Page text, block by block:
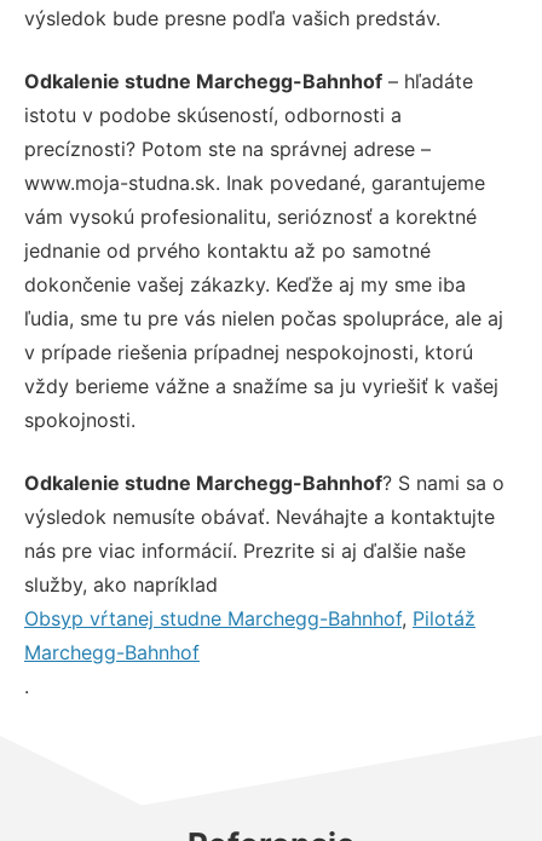
výsledok bude presne podľa vašich predstáv.
Odkalenie studne Marchegg-Bahnhof – hľadáte
istotu v podobe skúseností, odbornosti a
precíznosti? Potom ste na správnej adrese –
www.moja-studna.sk. Inak povedané, garantujeme
vám vysokú profesionalitu, serióznosť a korektné
jednanie od prvého kontaktu až po samotné
dokončenie vašej zákazky. Keďže aj my sme iba
ľudia, sme tu pre vás nielen počas spolupráce, ale aj
v prípade riešenia prípadnej nespokojnosti, ktorú
vždy berieme vážne a snažíme sa ju vyriešiť k vašej
spokojnosti.
Odkalenie studne Marchegg-Bahnhof? S nami sa o
výsledok nemusíte obávať. Neváhajte a kontaktujte
nás pre viac informácií. Prezrite si aj ďalšie naše
služby, ako napríklad
Obsyp vŕtanej studne Marchegg-Bahnhof, Pilotáž
Marchegg-Bahnhof
.